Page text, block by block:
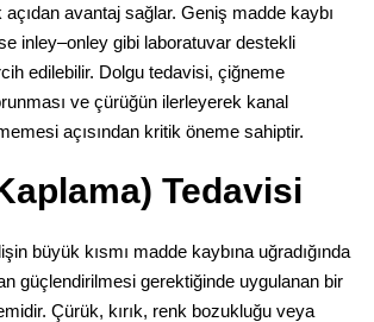
avantaj sağlar. Geniş madde kaybı
inley–onley gibi laboratuvar destekli
edilebilir. Dolgu tedavisi, çiğneme
ve çürüğün ilerleyerek kanal
açısından kritik öneme sahiptir.
Tedavisi
büyük kısmı madde kaybına uğradığında
güçlendirilmesi gerektiğinde uygulanan bir
Çürük, kırık, renk bozukluğu veya